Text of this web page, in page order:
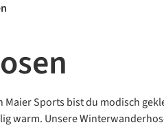
Maier Sports bist du modisch
warm. Unsere